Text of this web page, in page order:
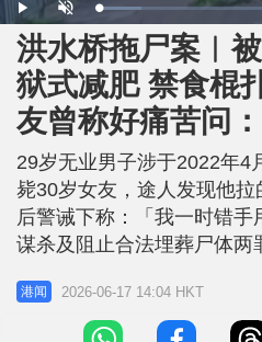
P
l
a
y
U
n
u
t
e
L
o
a
d
e
d
7
.
4
3
洪水桥拖尸案︱
狱式减肥 禁食棍
友曾称好痛苦问
29岁无业男子涉于2022年4
毙30岁女友，途人发现他
后警诫下称：「我一时错手
谋杀及阻止合法埋葬尸体两
审。被告在录影会面中称
让女友入眠，「契家姐话佢
瞓」。他不断殴打女友以阻
港闻 2026-06-17 14:04 HKT